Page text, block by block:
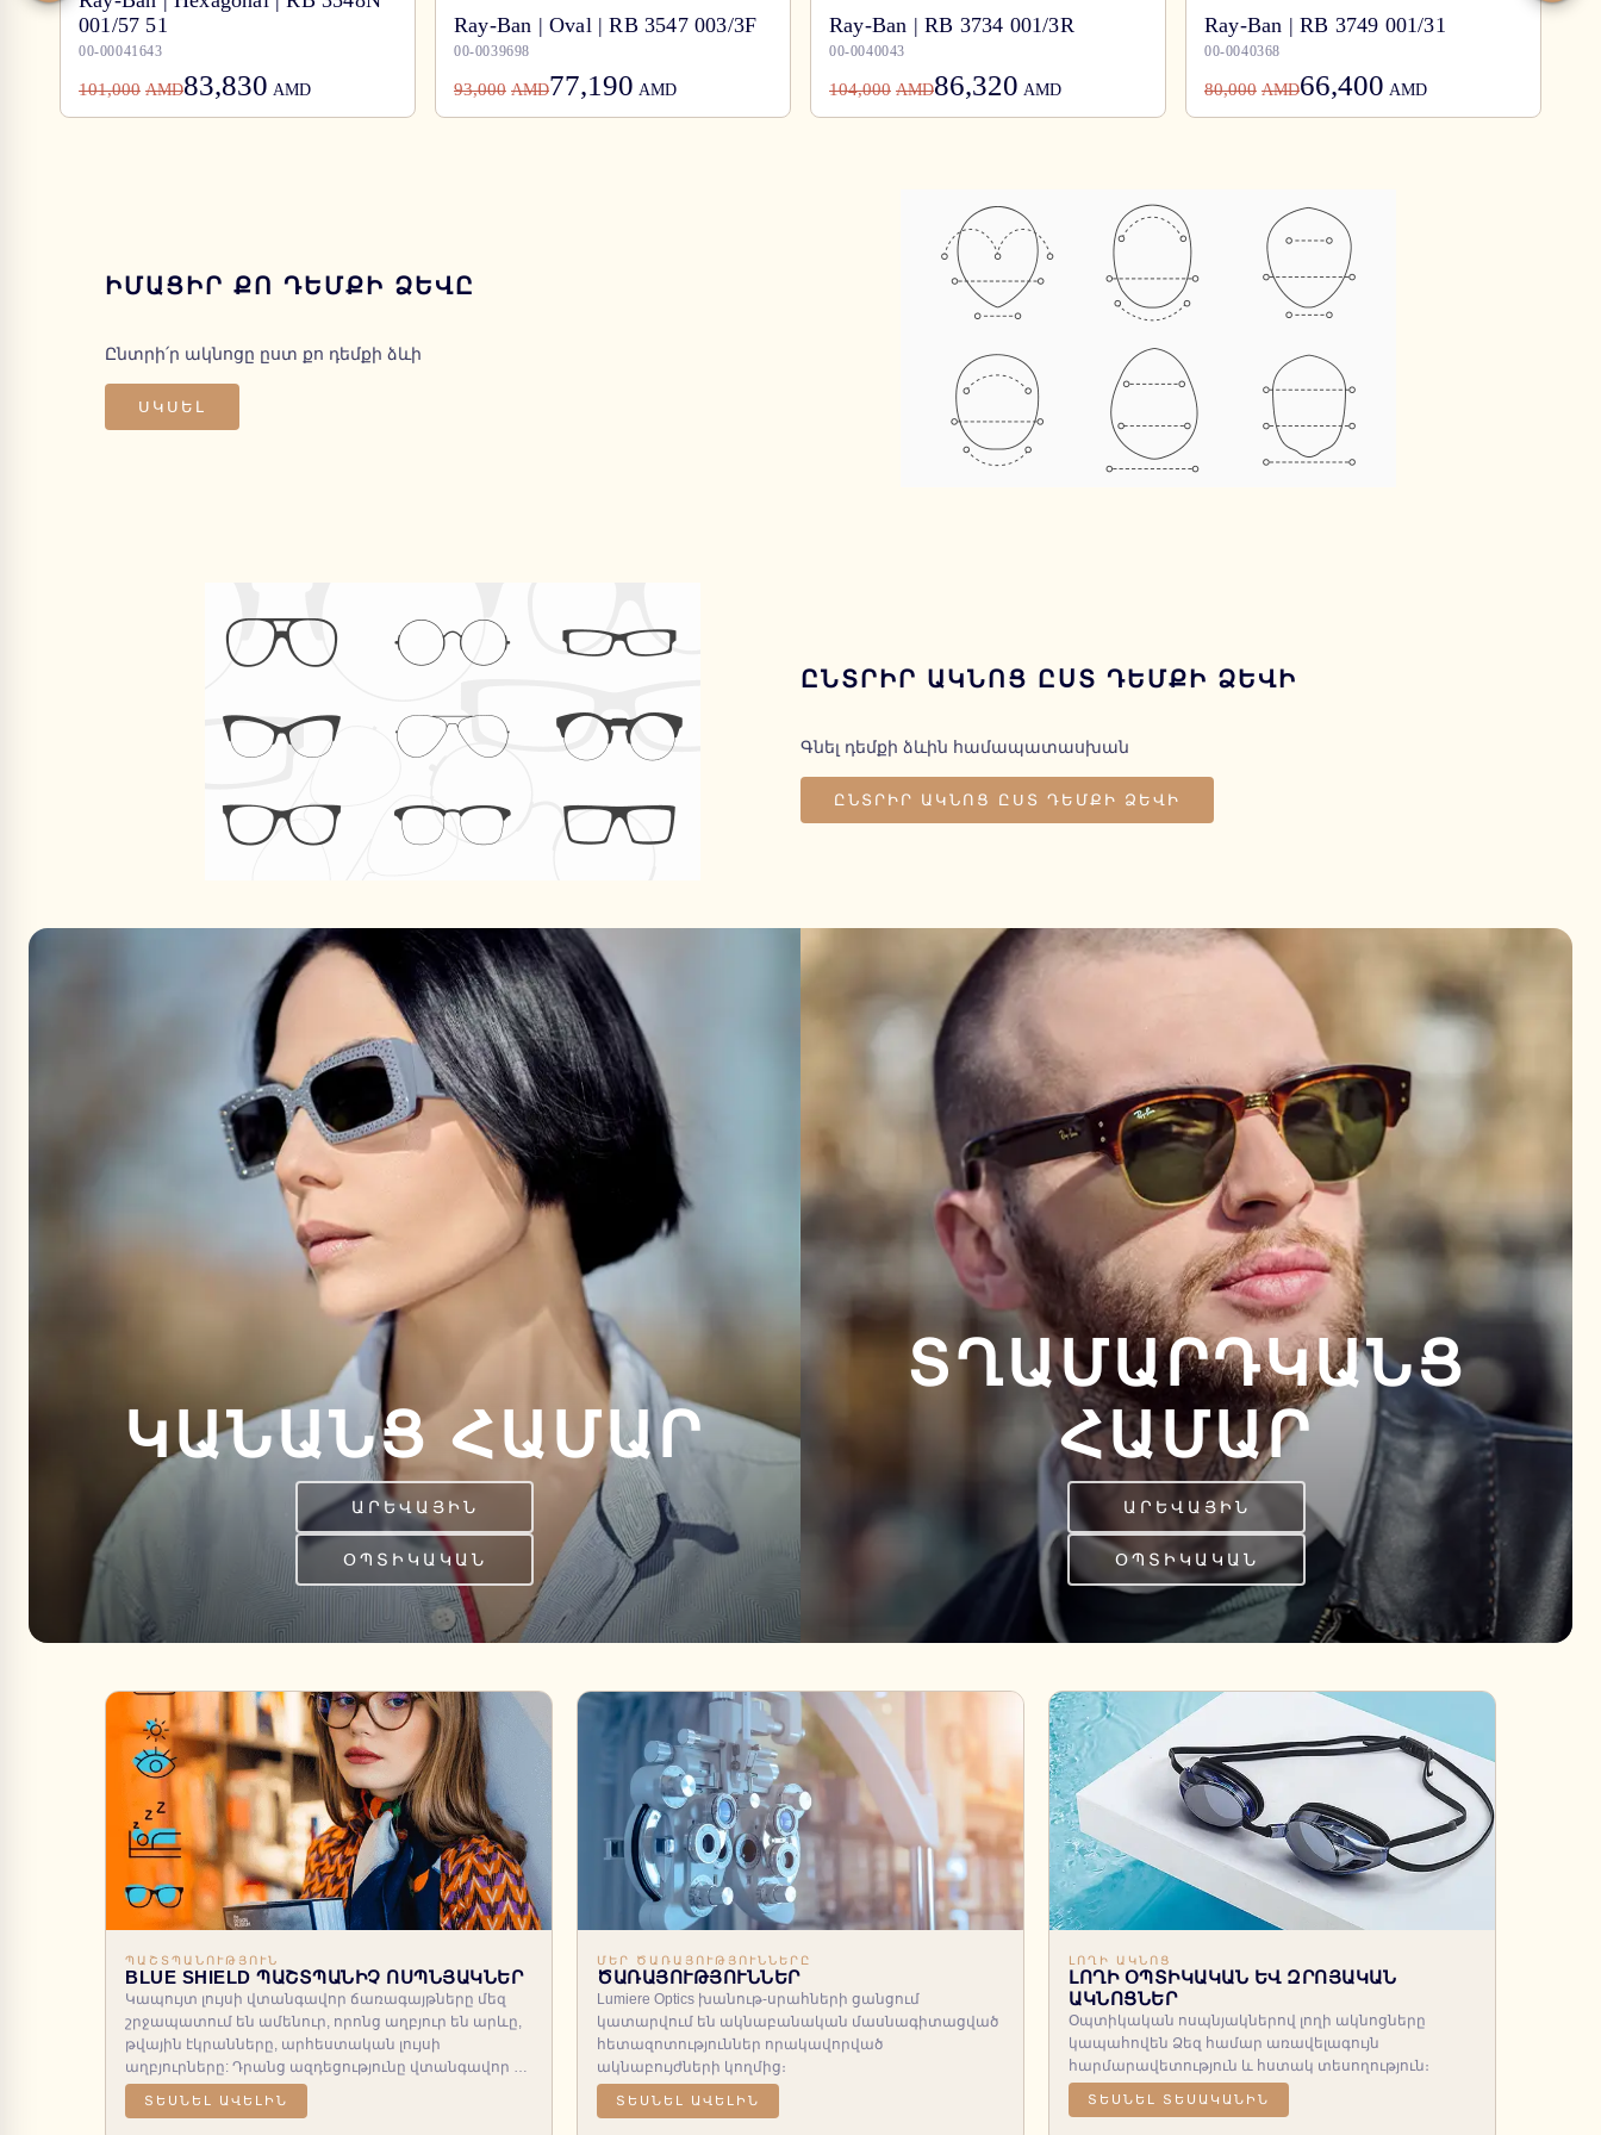
001/57 51
00-00041643
101,000 AMD83,830 AMD
Ray-Ban | Oval | RB 3547 003/3F
00-0039698
93,000 AMD77,190 AMD
Ray-Ban | RB 3734 001/3R
00-0040043
104,000 AMD86,320 AMD
Ray-Ban | RB 3749 001/31
00-0040368
80,000 AMD66,400 AMD
ԻՄԱՑԻՐ ՔՈ ԴԵՄՔԻ ՁԵՎԸ
Ընտրի՛ր ակնոցը ըստ քո դեմքի ձևի
ՍԿՍԵԼ
ԸՆՏՐԻՐ ԱԿՆՈՑ ԸՍՏ ԴԵՄՔԻ ՁԵՎԻ
Գնել դեմքի ձևին համապատասխան
ԸՆՏՐԻՐ ԱԿՆՈՑ ԸՍՏ ԴԵՄՔԻ ՁԵՎԻ
ԿԱՆԱՆՑ ՀԱՄԱՐ
ԱՐԵՎԱՅԻՆ
ՕՊՏԻԿԱԿԱՆ
ՏՂԱՄԱՐԴԿԱՆՑ
ՀԱՄԱՐ
ԱՐԵՎԱՅԻՆ
ՕՊՏԻԿԱԿԱՆ
ՊԱՇՏՊԱՆՈՒԹՅՈՒՆ
BLUE SHIELD ՊԱՇՏՊԱՆԻՉ ՈՍՊՆՅԱԿՆԵՐ
Կապույտ լույսի վտանգավոր ճառագայթները մեզ
շրջապատում են ամենուր, որոնց աղբյուր են արևը,
թվային էկրանները, արհեստական լույսի
աղբյուրները: Դրանց ազդեցությունը վտանգավոր է
տեսողության համար և կարող է աչքերի
լարվածության, գլխացավերի, գլխապտույտների,
ՏԵՍՆԵԼ ԱՎԵԼԻՆ
ՄԵՐ ԾԱՌԱՅՈՒԹՅՈՒՆՆԵՐԸ
ԾԱՌԱՅՈՒԹՅՈՒՆՆԵՐ
Lumiere Optics խանութ-սրահների ցանցում
կատարվում են ակնաբանական մասնագիտացված
հետազոտություններ որակավորված
ակնաբույժների կողմից։
ՏԵՍՆԵԼ ԱՎԵԼԻՆ
ԼՈՂԻ ԱԿՆՈՑ
ԼՈՂԻ ՕՊՏԻԿԱԿԱՆ ԵՎ ԶՐՈՅԱԿԱՆ
ԱԿՆՈՑՆԵՐ
Օպտիկական ոսպնյակներով լողի ակնոցները
կապահովեն Ձեզ համար առավելագույն
հարմարավետություն և հստակ տեսողություն։
ՏԵՍՆԵԼ ՏԵՍԱԿԱՆԻՆ